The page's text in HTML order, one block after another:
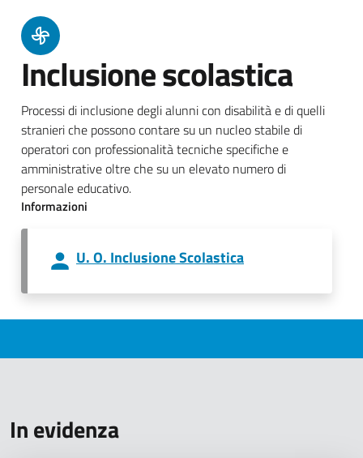
Inclusione scolastica
Processi di inclusione degli alunni con disabilità e di quelli
stranieri che possono contare su un nucleo stabile di
operatori con professionalità tecniche specifiche e
amministrative oltre che su un elevato numero di
personale educativo.
Informazioni
U. O. Inclusione Scolastica
In evidenza